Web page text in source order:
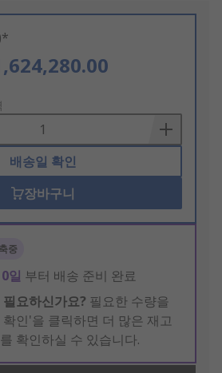
배송일 확인
장바구니
중
일 부터 배송 준비 완료
요하신가요? 필요한 수량을
인'을 클릭하면 더 많은 재고
확인하실 수 있습니다.